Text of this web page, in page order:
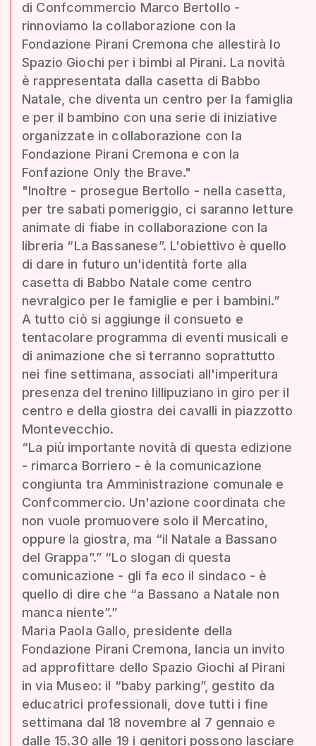
di Confcommercio Marco Bertollo -
rinnoviamo la collaborazione con la
Fondazione Pirani Cremona che allestirà lo
Spazio Giochi per i bimbi al Pirani. La novità
è rappresentata dalla casetta di Babbo
Natale, che diventa un centro per la famiglia
e per il bambino con una serie di iniziative
organizzate in collaborazione con la
Fondazione Pirani Cremona e con la
Fonfazione Only the Brave."
"Inoltre - prosegue Bertollo - nella casetta,
per tre sabati pomeriggio, ci saranno letture
animate di fiabe in collaborazione con la
libreria “La Bassanese”. L'obiettivo è quello
di dare in futuro un'identità forte alla
casetta di Babbo Natale come centro
nevralgico per le famiglie e per i bambini.”
A tutto ciò si aggiunge il consueto e
tentacolare programma di eventi musicali e
di animazione che si terranno soprattutto
nei fine settimana, associati all'imperitura
presenza del trenino lillipuziano in giro per il
centro e della giostra dei cavalli in piazzotto
Montevecchio.
“La più importante novità di questa edizione
- rimarca Borriero - è la comunicazione
congiunta tra Amministrazione comunale e
Confcommercio. Un'azione coordinata che
non vuole promuovere solo il Mercatino,
oppure la giostra, ma “il Natale a Bassano
del Grappa”.” “Lo slogan di questa
comunicazione - gli fa eco il sindaco - è
quello di dire che “a Bassano a Natale non
manca niente”.”
Maria Paola Gallo, presidente della
Fondazione Pirani Cremona, lancia un invito
ad approfittare dello Spazio Giochi al Pirani
in via Museo: il “baby parking”, gestito da
educatrici professionali, dove tutti i fine
settimana dal 18 novembre al 7 gennaio e
dalle 15.30 alle 19 i genitori possono lasciare